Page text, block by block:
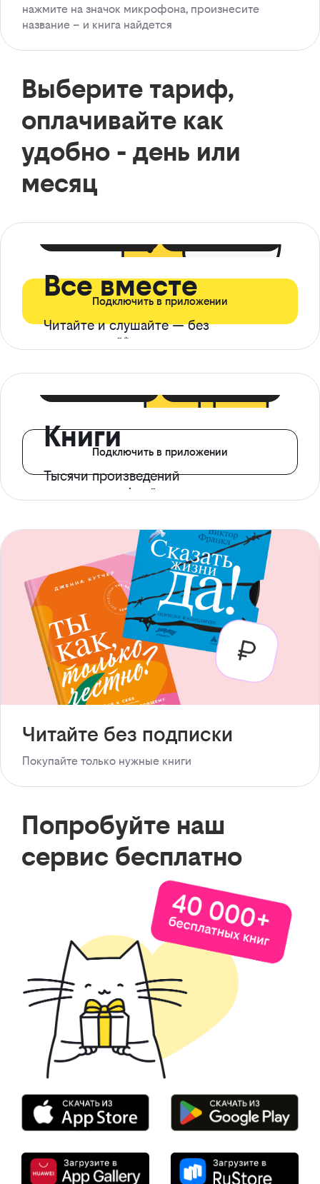
нажмите на значок микрофона, произнесите
название – и книга найдется
Выберите тариф,
оплачивайте как
удобно - день или
месяц
Все вместе
Читайте и слушайте — без
ограничений*
Подключить в приложении
Книги
Тысячи произведений
с доступом офлайн
Подключить в приложении
Читайте без подписки
Покупайте только нужные книги
Попробуйте наш
сервис бесплатно